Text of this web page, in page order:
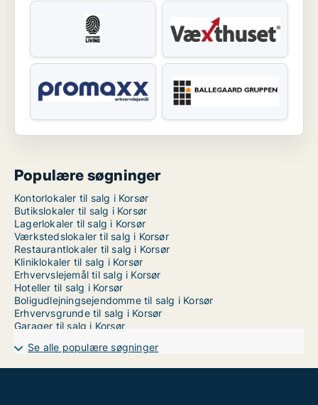
Populære søgninger
Kontorlokaler til salg i Korsør
Butikslokaler til salg i Korsør
Lagerlokaler til salg i Korsør
Værkstedslokaler til salg i Korsør
Restaurantlokaler til salg i Korsør
Kliniklokaler til salg i Korsør
Erhvervslejemål til salg i Korsør
Hoteller til salg i Korsør
Boligudlejningsejendomme til salg i Korsør
Erhvervsgrunde til salg i Korsør
Garager til salg i Korsør
Se alle populære søgninger